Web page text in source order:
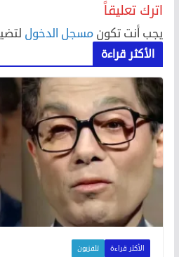
اترك تعليقاً
يجب أنت تكون مسجل الدخول
الأكثر قراءة
الأكثر قراءة تلفزيون